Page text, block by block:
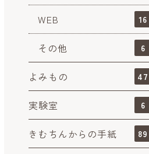
WEB 16
その他 6
よみもの 47
実験室 6
きむちんからの手紙 89